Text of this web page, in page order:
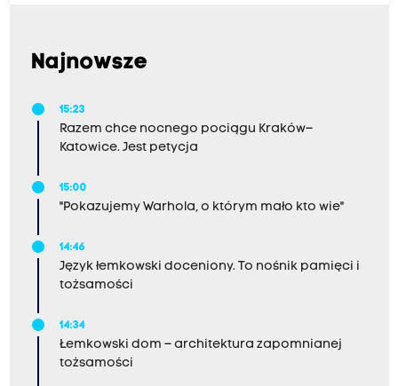
Najnowsze
15:23
Razem chce nocnego pociągu Kraków–
Katowice. Jest petycja
15:00
"Pokazujemy Warhola, o którym mało kto wie"
14:46
Język łemkowski doceniony. To nośnik pamięci i
tożsamości
14:34
Łemkowski dom – architektura zapomnianej
tożsamości